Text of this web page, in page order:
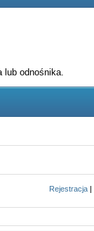
lub odnośnika.
Rejestracja |